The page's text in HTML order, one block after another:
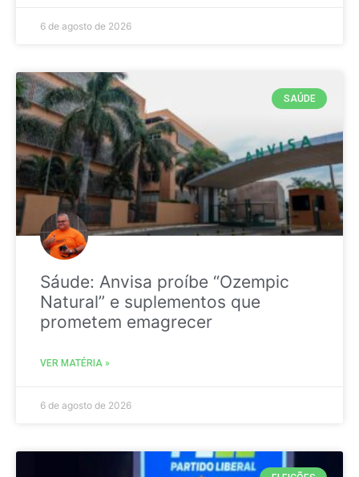
6 de agosto de 2026
SAÚDE
Sáude: Anvisa proíbe “Ozempic
Natural” e suplementos que
prometem emagrecer
VER MATÉRIA »
6 de agosto de 2026